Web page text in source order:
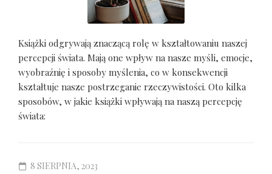
Książki odgrywają znaczącą rolę w kształtowaniu naszej
percepcji świata. Mają one wpływ na nasze myśli, emocje,
wyobraźnię i sposoby myślenia, co w konsekwencji
kształtuje nasze postrzeganie rzeczywistości. Oto kilka
sposobów, w jakie książki wpływają na naszą percepcję
świata:
8 SIERPNIA, 2023